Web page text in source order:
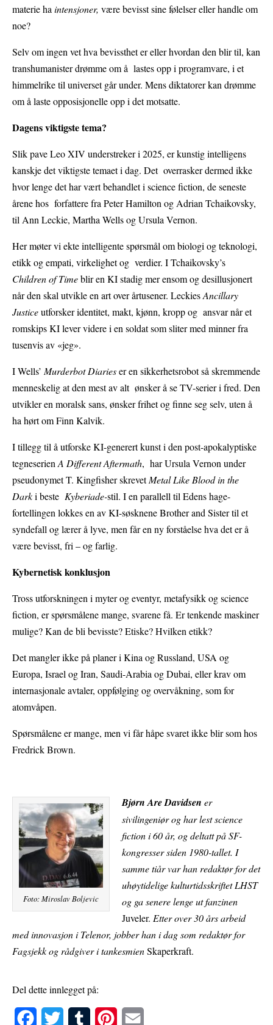
materie haintensjoner, være bevisst sine følelser eller handle om
noe?
Selv om ingen vet hva bevissthet er eller hvordan den blir til, kan
transhumanister drømme om å lastes opp i programvare, i et
himmelrike til universet går under. Mens diktatorer kan drømme
om å laste opposisjonelle opp i det motsatte.
Dagens viktigste tema?
Slik pave Leo XIV understreker i 2025, er kunstig intelligens
kanskje det viktigste temaet i dag. Det overrasker dermed ikke
hvor lenge det har vært behandlet i science fiction, de seneste
årene hos forfattere fra Peter Hamilton og Adrian Tchaikovsky,
til Ann Leckie, Martha Wells og Ursula Vernon.
Her møter vi ekte intelligente spørsmål om biologi og teknologi,
etikk og empati, virkelighet og verdier. I Tchaikovsky’s
Children of Timeblir en KI stadig mer ensom og desillusjonert
når den skal utvikle en art over årtusener. LeckiesAncillary
Justiceutforsker identitet, makt, kjønn, kropp og ansvar når et
romskips KI lever videre i en soldat som sliter med minner fra
tusenvis av «jeg».
I Wells’Murderbot Diarieser en sikkerhetsrobot så skremmende
menneskelig at den mest av alt ønsker å se TV-serier i fred. Den
utvikler en moralsk sans, ønsker frihet og finne seg selv, uten å
ha hørt om Finn Kalvik.
I tillegg til å utforske KI-generert kunst i den post-apokalyptiske
tegneserienA Different Aftermath, har Ursula Vernon under
pseudonymet T. Kingfisher skrevetMetal Like Blood in the
Darki beste Kyberiade-stil. I en parallell til Edens hage-
fortellingen lokkes en av KI-søsknene Brother and Sister til et
syndefall og lærer å lyve, men får en ny forståelse hva det er å
være bevisst, fri – og farlig.
Kybernetisk konklusjon
Tross utforskningen i myter og eventyr, metafysikk og science
fiction, er spørsmålene mange, svarene få. Er tenkende maskiner
mulige? Kan de bli bevisste? Etiske? Hvilken etikk?
Det mangler ikke på planer i Kina og Russland, USA og
Europa, Israel og Iran, Saudi-Arabia og Dubai, eller krav om
internasjonale avtaler, oppfølging og overvåkning, som for
atomvåpen.
Spørsmålene er mange, men vi får håpe svaret ikke blir som hos
Fredrick Brown.
Foto: Miroslav Boljevic
Bjørn Are Davidsen er
sivilingeniør og har lest science
fiction i 60 år, og deltatt på SF-
kongresser siden 1980-tallet. I
samme tiår var han redaktør for det
uhøytidelige kulturtidsskriftet LHST
og ga senere lenge ut fanzinen
Juveler. Etter over 30 års arbeid
med innovasjon i Telenor, jobber han i dag som redaktør for
Fagsjekk og rådgiver i tankesmienSkaperkraft.
Del dette innlegget på: